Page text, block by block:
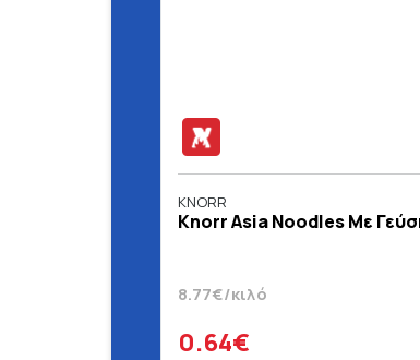
KNORR
Knorr Asia Noodles Με
8.77€/κιλό
0.64€